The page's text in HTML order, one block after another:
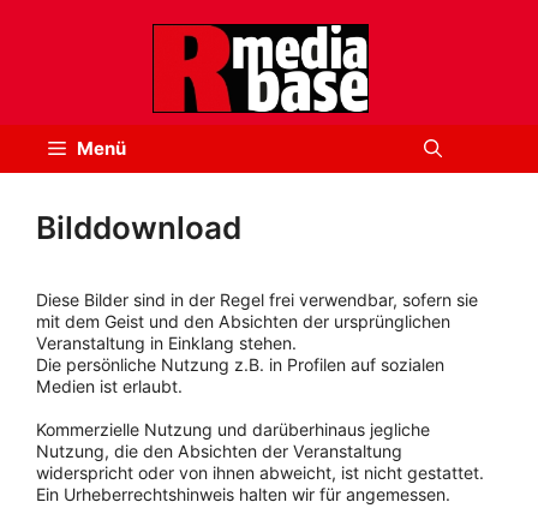
Menü
Bilddownload
Diese Bilder sind in der Regel frei verwendbar, sofern sie
mit dem Geist und den Absichten der ursprünglichen
Veranstaltung in Einklang stehen.
Die persönliche Nutzung z.B. in Profilen auf sozialen
Medien ist erlaubt.
Kommerzielle Nutzung und darüberhinaus jegliche
Nutzung, die den Absichten der Veranstaltung
widerspricht oder von ihnen abweicht, ist nicht gestattet.
Ein Urheberrechtshinweis halten wir für angemessen.